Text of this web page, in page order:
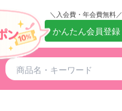
入会費・年会費無料
かんたん会員登録